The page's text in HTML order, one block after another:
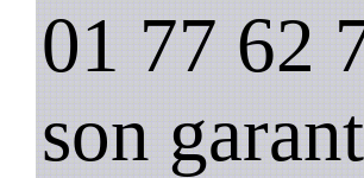
01 77 62
son